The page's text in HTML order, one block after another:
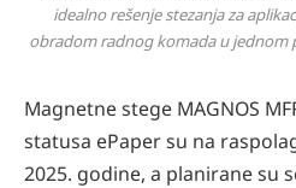
idealno rešenje stezanja za
obradom radnog komada u
Magnetne stege MAGNOS
statusa ePaper su na
2025. godine, a planirane su